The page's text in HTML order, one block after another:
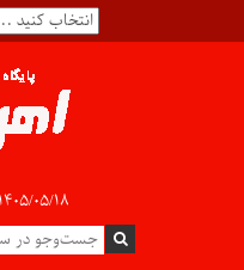
۱۴۰۵/۰۵/۱۸